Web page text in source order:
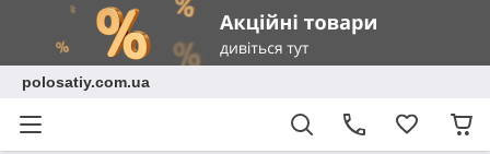
polosatiy.com.ua